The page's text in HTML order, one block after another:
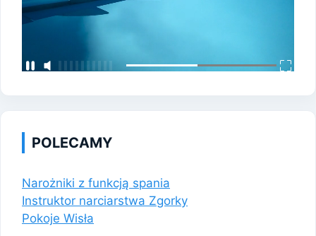
POLECAMY
Narożniki z funkcją spania
Instruktor narciarstwa Zgorky
Pokoje Wisła